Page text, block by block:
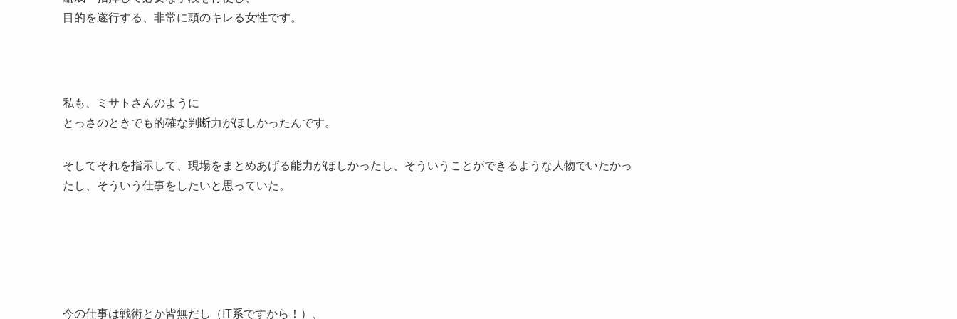
目的を遂行する、非常に頭のキレる女性です。
私も、ミサトさんのように
とっさのときでも的確な判断力がほしかったんです。
そしてそれを指示して、現場をまとめあげる能力がほしかったし、そういうことができるような人物でいたかっ
たし、そういう仕事をしたいと思っていた。
今の仕事は戦術とか皆無だし（IT系ですから！）、